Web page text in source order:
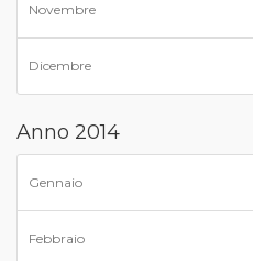
Novembre
Dicembre
Anno 2014
Gennaio
Febbraio